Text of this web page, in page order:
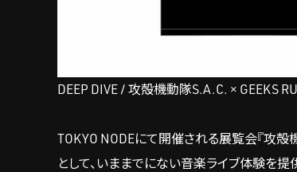
DEEP DIVE / 攻殻機動隊S.A.C. × GEEKS
TOKYO NODEにて開催される展覧会『攻
として、いままでにない音楽ライブ体験を提